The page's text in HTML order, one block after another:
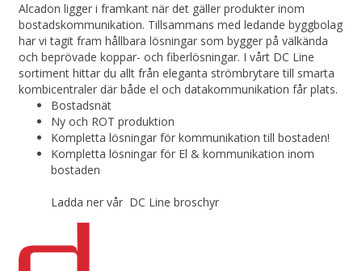
Alcadon ligger i framkant när det gäller produkter inom
bostadskommunikation. Tillsammans med ledande byggbolag
har vi tagit fram hållbara lösningar som bygger på välkända
och beprövade koppar- och fiberlösningar. I vårt DC Line
sortiment hittar du allt från eleganta strömbrytare till smarta
kombicentraler där både el och datakommunikation får plats.
Bostadsnät
Ny och ROT produktion
Kompletta lösningar för kommunikation till bostaden!
Kompletta lösningar för El & kommunikation inom
bostaden
Ladda ner vår DC Line broschyr